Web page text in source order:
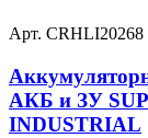
Арт. CRHLI20268
АКБ и ЗУ
INDUSTRIAL